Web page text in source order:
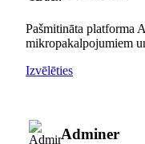
Pašmitināta platforma
mikropakalpojumiem
Izvēlēties
Adminer